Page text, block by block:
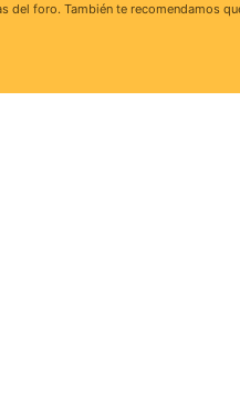
foro. También te recomendamos